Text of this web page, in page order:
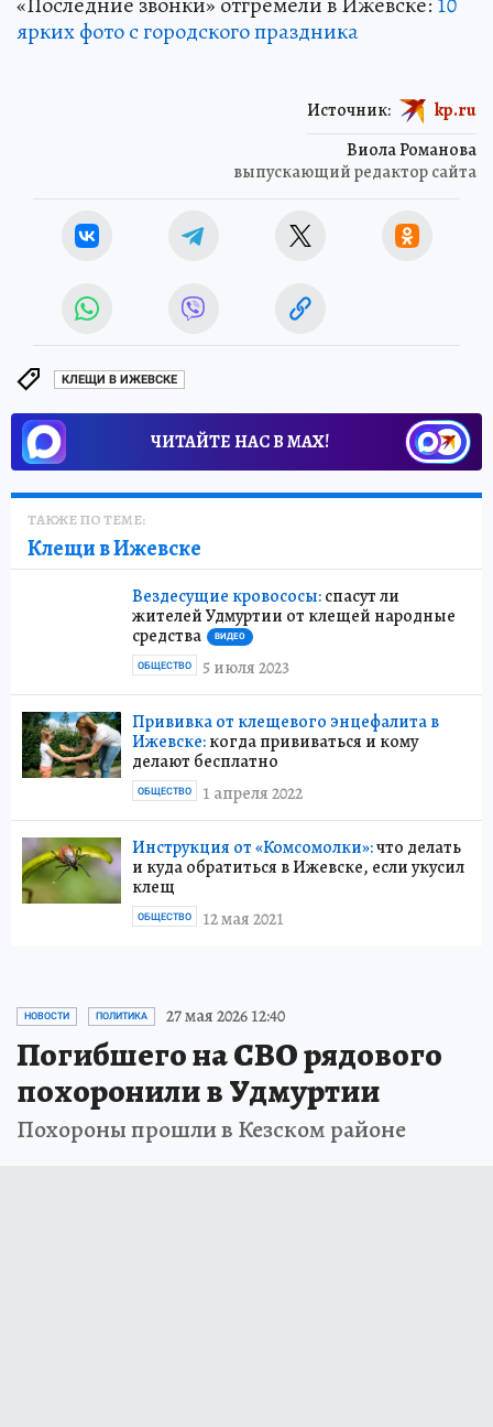
ярких фото с городского праздника
Виола Романова
выпускающий редактор сайта
Источник: kp.ru
КЛЕЩИ В ИЖЕВСКЕ
ЧИТАЙТЕ НАС В МАХ!
ТАКЖЕ ПО ТЕМЕ:
Клещи в Ижевске
Вездесущие кровососы:спасут ли
жителей Удмуртии от клещей народные
средства
ВИДЕО
5 июля 2023
ОБЩЕСТВО
Прививка от клещевого энцефалита в
Ижевске:когда прививаться и кому
делают бесплатно
1 апреля 2022
ОБЩЕСТВО
Инструкция от «Комсомолки»:что делать
и куда обратиться в Ижевске, если укусил
клещ
12 мая 2021
ОБЩЕСТВО
НОВОСТИ ПОЛИТИКА 27 мая 2026 12:40
Погибшего на СВО рядового
похоронили в Удмуртии
Похороны прошли в Кезском районе